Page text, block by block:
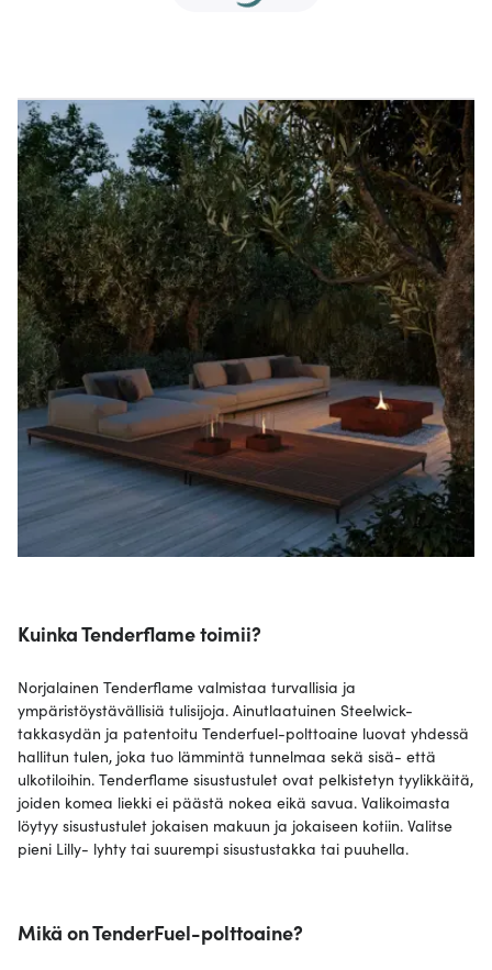
Kuinka Tenderflame toimii?
Norjalainen Tenderflame valmistaa turvallisia ja
ympäristöystävällisiä tulisijoja. Ainutlaatuinen Steelwick-
takkasydän ja patentoitu Tenderfuel-polttoaine luovat yhdessä
hallitun tulen, joka tuo lämmintä tunnelmaa sekä sisä- että
ulkotiloihin. Tenderflame sisustustulet ovat pelkistetyn tyylikkäitä,
joiden komea liekki ei päästä nokea eikä savua. Valikoimasta
löytyy sisustustulet jokaisen makuun ja jokaiseen kotiin. Valitse
pieni Lilly- lyhty tai suurempi sisustustakka tai puuhella.
Mikä on TenderFuel-polttoaine?